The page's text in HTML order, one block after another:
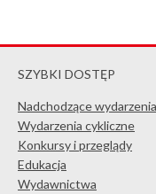
SZYBKI DOSTĘP
Nadchodzące wydarzenia
Wydarzenia cykliczne
Konkursy i przeglądy
Edukacja
Wydawnictwa